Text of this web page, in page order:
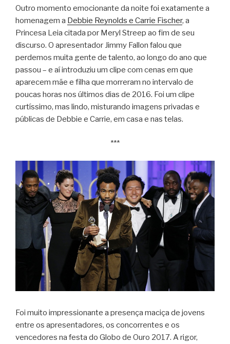
Outro momento emocionante da noite foi exatamente a
homenagem a Debbie Reynolds e Carrie Fischer, a
Princesa Leia citada por Meryl Streep ao fim de seu
discurso. O apresentador Jimmy Fallon falou que
perdemos muita gente de talento, ao longo do ano que
passou – e aí introduziu um clipe com cenas em que
aparecem mãe e filha que morreram no intervalo de
poucas horas nos últimos dias de 2016. Foi um clipe
curtíssimo, mas lindo, misturando imagens privadas e
públicas de Debbie e Carrie, em casa e nas telas.
***
Foi muito impressionante a presença maciça de jovens
entre os apresentadores, os concorrentes e os
vencedores na festa do Globo de Ouro 2017. A rigor,